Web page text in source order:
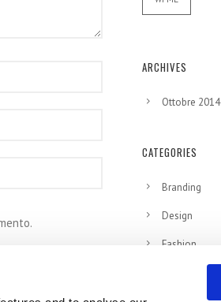
ARCHIVES
Ottobre 2014
CATEGORIES
Branding
Design
Fashion